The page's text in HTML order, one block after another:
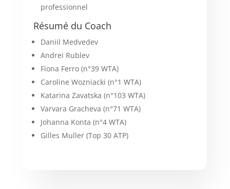
professionnel
Résumé du Coach
Daniil Medvedev
Andrei Rublev
Fiona Ferro (n°39 WTA)
Caroline Wozniacki (n°1 WTA)
Katarina Zavatska (n°103 WTA)
Varvara Gracheva (n°71 WTA)
Johanna Konta (n°4 WTA)
Gilles Muller (Top 30 ATP)